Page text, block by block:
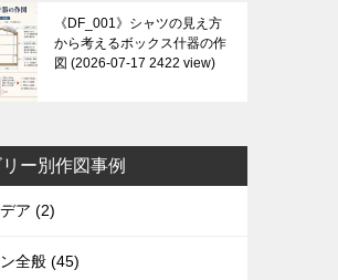
《DF_001》シャツの見え方
から考えるボックス什器の作
図
2026-07-17 2422 view
ー別作図事例
ア (2)
全般 (45)